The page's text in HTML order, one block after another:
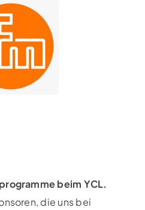
beim YCL.
die uns bei